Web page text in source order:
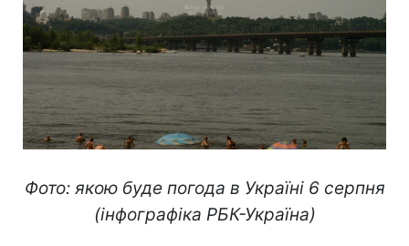
Фото: якою буде погода в Україні 6 серпня
(інфографіка РБК-Україна)